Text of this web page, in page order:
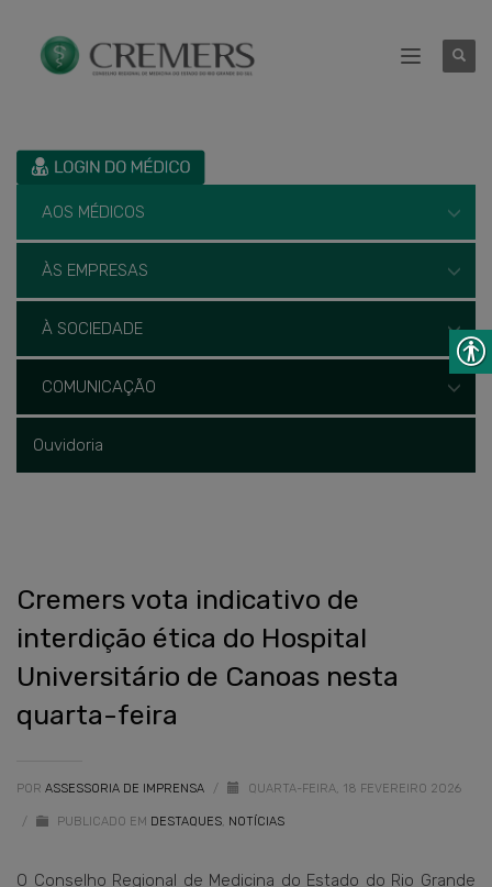
AOS MÉDICOS
ÀS EMPRESAS
À SOCIEDADE
COMUNICAÇÃO
Ouvidoria
Cremers vota indicativo de
interdição ética do Hospital
Universitário de Canoas nesta
quarta-feira
POR ASSESSORIA DE IMPRENSA / QUARTA-FEIRA, 18 FEVEREIRO 2026
/ PUBLICADO EM DESTAQUES, NOTÍCIAS
O Conselho Regional de Medicina do Estado do Rio Grande